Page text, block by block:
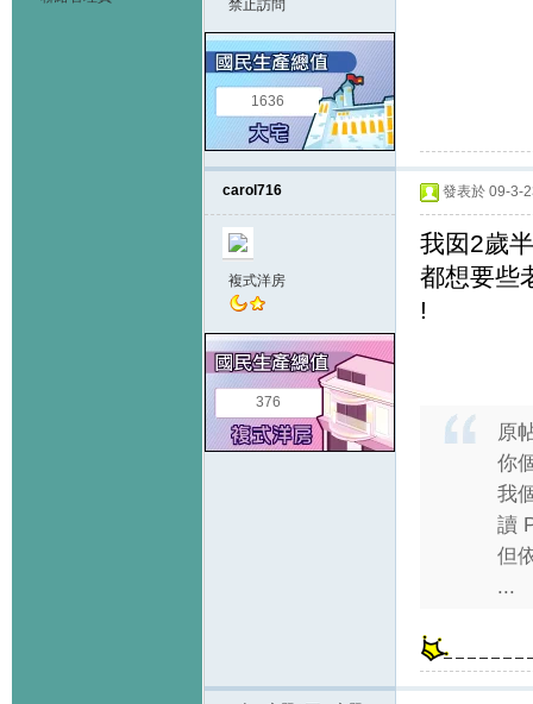
禁止訪問
1636
carol716
複式洋房
376
發表於 09-3-
我囡2歲
都想要些
!
原
你
我
讀
但
...